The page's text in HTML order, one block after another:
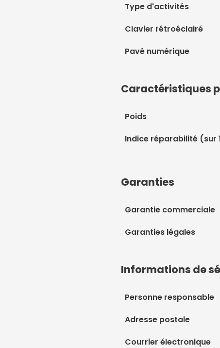
Type d'activités
Clavier rétroéclairé
Pavé numérique
Caractéristiques
Poids
Indice réparabilité (sur
Garanties
Garantie commerciale
Garanties légales
Informations de
Personne responsable
Adresse postale
Courrier électronique